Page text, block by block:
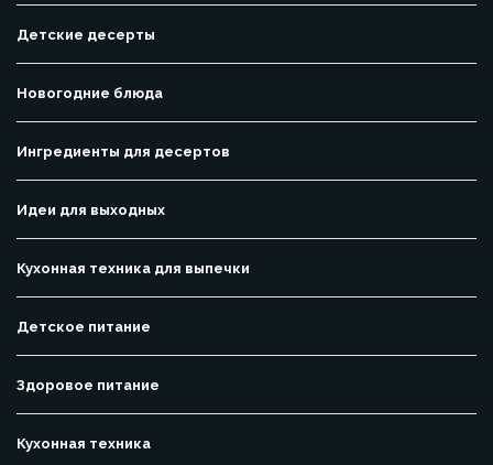
Детские десерты
Новогодние блюда
Ингредиенты для десертов
Идеи для выходных
Кухонная техника для выпечки
Детское питание
Здоровое питание
Кухонная техника